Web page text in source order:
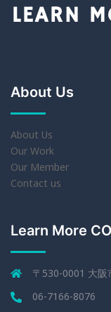
About Us
About Us
Our Work
Our Member
Contact us
Learn More
〒530-0001 大
06-7166-8076